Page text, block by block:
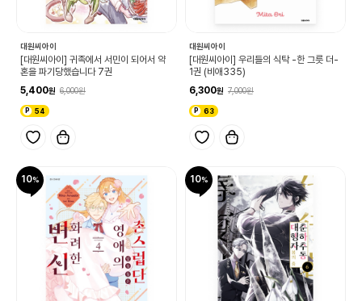
대원씨아이
[대원씨아이] 귀족에서 서민이 되어서 약
혼을 파기당했습니다 7권
5,400
6,000
54
대원씨아이
[대원씨아이] 우리들의 식탁 -한 그릇 더-
1권 (비애335)
6,300
7,000
63
10 10